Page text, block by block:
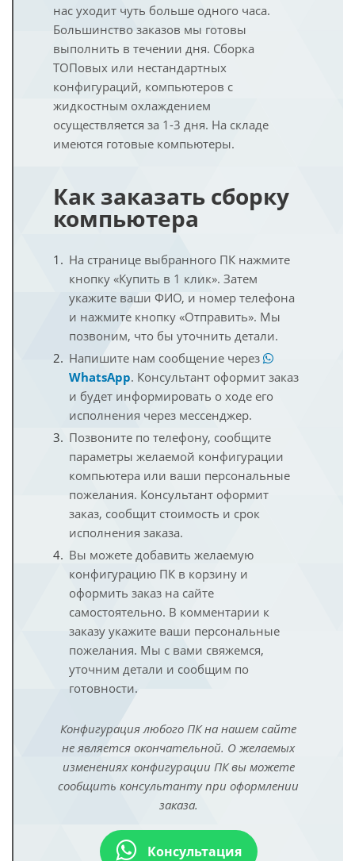
нас уходит чуть больше одного часа.
Большинство заказов мы готовы
выполнить в течении дня. Сборка
ТОПовых или нестандартных
конфигураций, компьютеров с
жидкостным охлаждением
осуществляется за 1-3 дня. На складе
имеются готовые компьютеры.
Как заказать сборку
компьютера
На странице выбранного ПК нажмите
кнопку «Купить в 1 клик». Затем
укажите ваши ФИО, и номер телефона
и нажмите кнопку «Отправить». Мы
позвоним, что бы уточнить детали.
Напишите нам сообщение через
WhatsApp. Консультант оформит заказ
и будет информировать о ходе его
исполнения через мессенджер.
Позвоните по телефону, сообщите
параметры желаемой конфигурации
компьютера или ваши персональные
пожелания. Консультант оформит
заказ, сообщит стоимость и срок
исполнения заказа.
Вы можете добавить желаемую
конфигурацию ПК в корзину и
оформить заказ на сайте
самостоятельно. В комментарии к
заказу укажите ваши персональные
пожелания. Мы с вами свяжемся,
уточним детали и сообщим по
готовности.
Конфигурация любого ПК на нашем сайте
не является окончательной. О желаемых
изменениях конфигурации ПК вы можете
сообщить консультанту при оформлении
заказа.
Консультация